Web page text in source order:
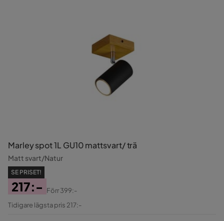
Marley spot 1L GU10 mattsvart/ trä
Matt svart/Natur
SE PRISET!
Pris
217:-
Original
Förr399:-
Tidigare lägsta pris 217:-